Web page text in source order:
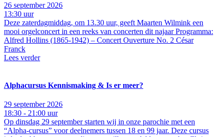
26 september 2026
13:30 uur
Deze zaterdagmiddag, om 13.30 uur, geeft Maarten Wilmink een
mooi orgelconcert in een reeks van concerten dit najaar Programma:
Alfred Hollins (1865-1942) – Concert Ouverture No. 2 César
Franck
Lees verder
Alphacursus Kennismaking & Is er meer?
29 september 2026
18:30 - 21:00 uur
Op dinsdag 29 september starten wij in onze parochie met een
“Alpha-cursus” voor deelnemers tussen 18 en 99 jaar. Deze cursus